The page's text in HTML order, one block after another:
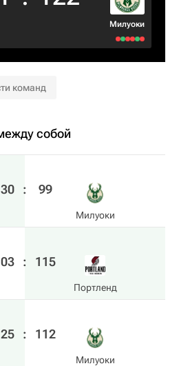
Милуоки
команд
собой
: 99
Милуоки
: 115
Портленд
: 112
Милуоки